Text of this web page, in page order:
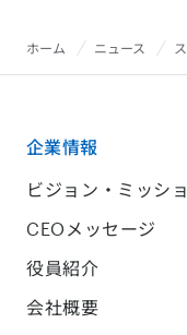
ホーム ニュース
企業情報
ビジョン・ミッシ
CEOメッセージ
役員紹介
会社概要